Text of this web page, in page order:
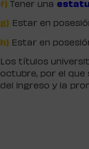
f) Tener una
g) Estar en
h) Estar en
Los títulos
octubre, por el
del ingreso y la